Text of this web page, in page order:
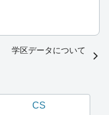
学区データについて
CS